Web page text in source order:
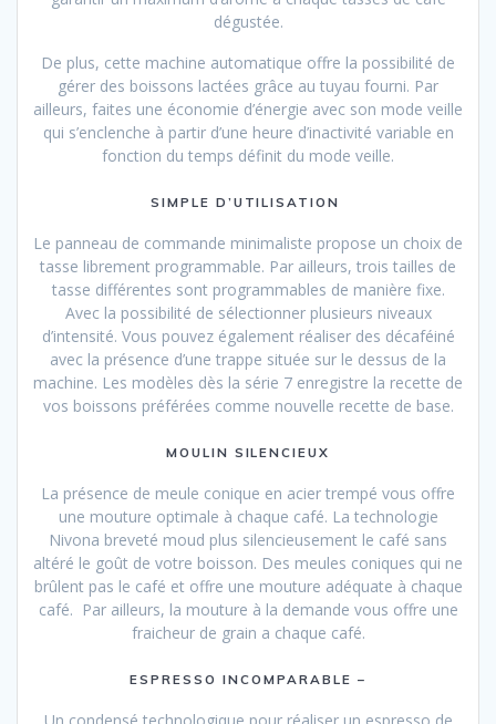
dégustée.
De plus, cette machine automatique offre la possibilité de
gérer des boissons lactées grâce au tuyau fourni. Par
ailleurs, faites une économie d’énergie avec son mode veille
qui s’enclenche à partir d’une heure d’inactivité variable en
fonction du temps définit du mode veille.
SIMPLE D’UTILISATION
Le panneau de commande minimaliste propose un choix de
tasse librement programmable. Par ailleurs, trois tailles de
tasse différentes sont programmables de manière fixe.
Avec la possibilité de sélectionner plusieurs niveaux
d’intensité. Vous pouvez également réaliser des décaféiné
avec la présence d’une trappe située sur le dessus de la
machine. Les modèles dès la série 7 enregistre la recette de
vos boissons préférées comme nouvelle recette de base.
MOULIN SILENCIEUX
La présence de meule conique en acier trempé vous offre
une mouture optimale à chaque café. La technologie
Nivona breveté moud plus silencieusement le café sans
altéré le goût de votre boisson. Des meules coniques qui ne
brûlent pas le café et offre une mouture adéquate à chaque
café. Par ailleurs, la mouture à la demande vous offre une
fraicheur de grain a chaque café.
ESPRESSO INCOMPARABLE –